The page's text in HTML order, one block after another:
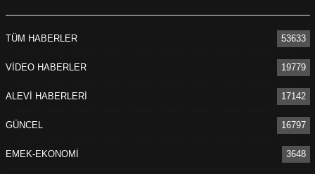
TÜM HABERLER 53633
VİDEO HABERLER 19779
ALEVİ HABERLERİ 17142
GÜNCEL 16797
EMEK-EKONOMİ 3648